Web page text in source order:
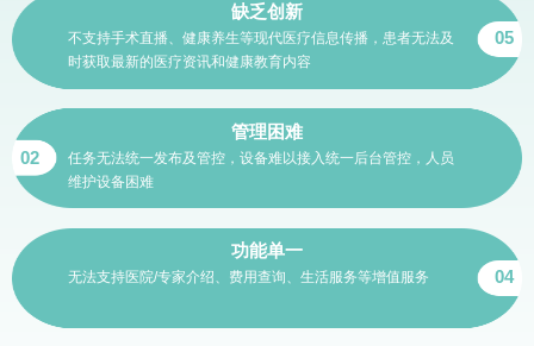
缺乏创新
不支持手术直播、健康养生等现代医疗信息传播，患者无法及
时获取最新的医疗资讯和健康教育内容
05
管理困难
任务无法统一发布及管控，设备难以接入统一后台管控，人员
维护设备困难
02
功能单一
无法支持医院/专家介绍、费用查询、生活服务等增值服务 04